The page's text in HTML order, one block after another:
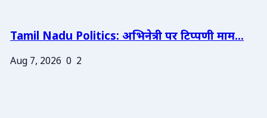
Tamil Nadu Politics: अभिनेत्री पर टिप्पणी माम...
Aug 7, 2026 0 2